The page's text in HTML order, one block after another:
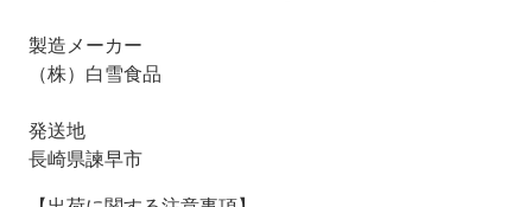
製造メーカー
（株）白雪食品
発送地
長崎県諫早市